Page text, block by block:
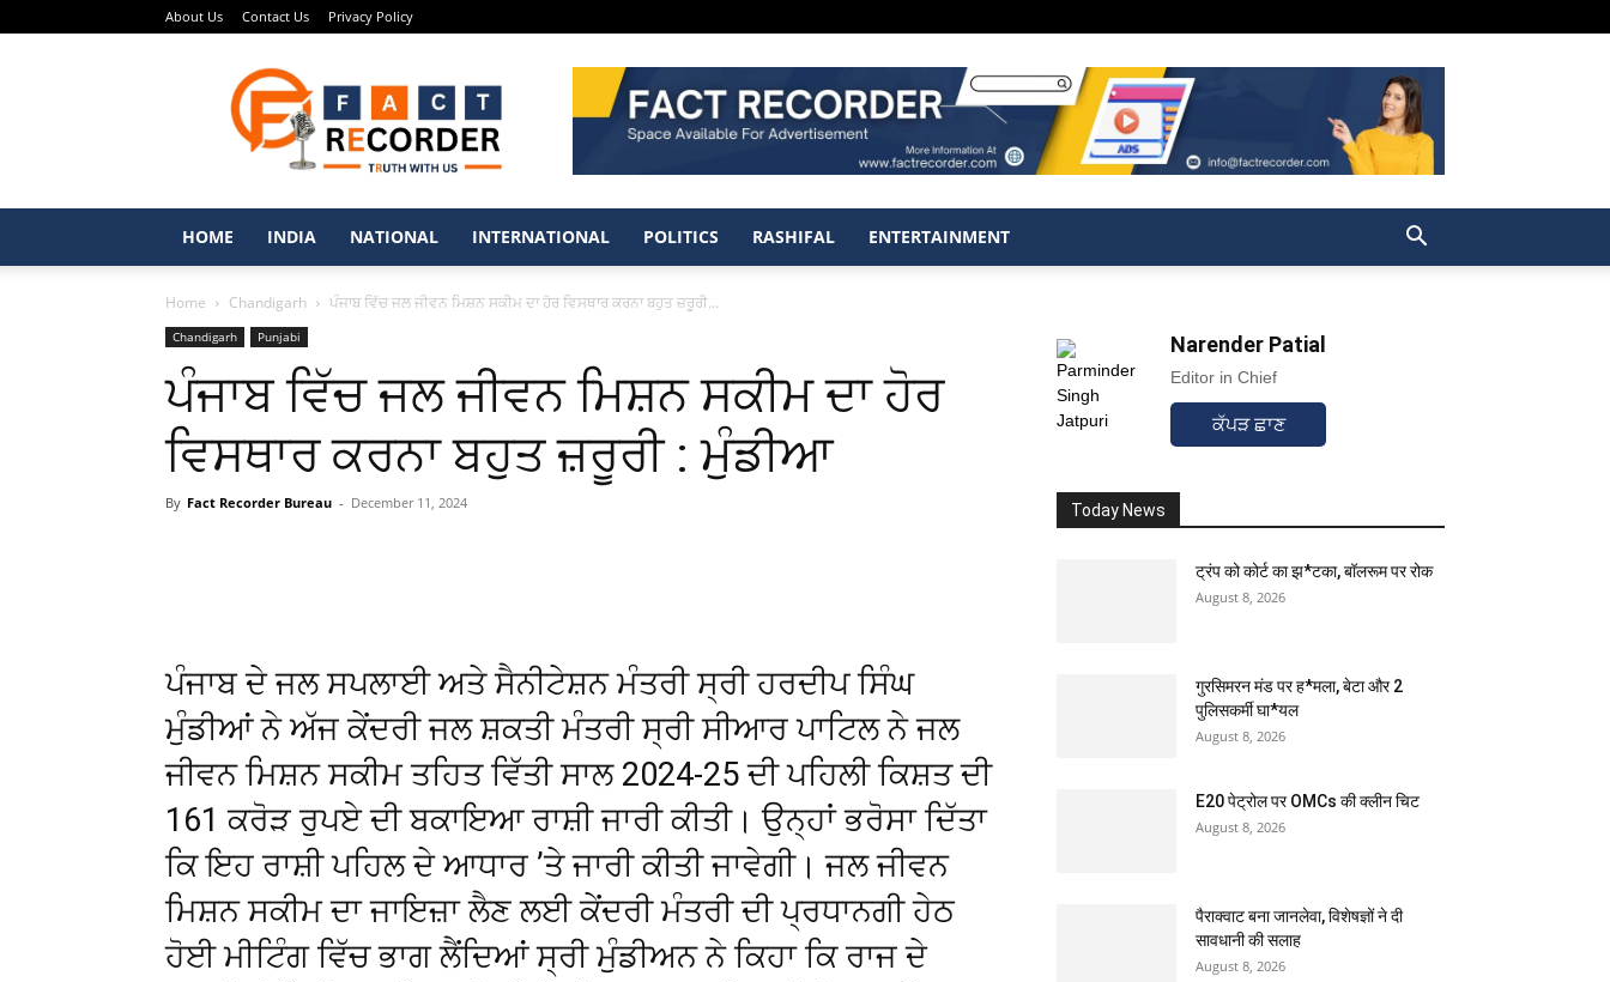
About Us Contact Us Privacy Policy
Recorder
–
Punjabi
News
Portal
HOME
INDIA NATIONAL INTERNATIONAL POLITICS RASHIFAL ENTERTAINMENT
Home Chandigarh ਪੰਜਾਬ ਵਿੱਚ ਜਲ ਜੀਵਨ ਮਿਸ਼ਨ ਸਕੀਮ ਦਾ ਹੋਰ ਵਿਸਥਾਰ ਕਰਨਾ ਬਹੁਤ ਜ਼ਰੂਰੀ...
Chandigarh Punjabi
ਪੰਜਾਬ ਵਿੱਚ ਜਲ ਜੀਵਨ ਮਿਸ਼ਨ ਸਕੀਮ ਦਾ ਹੋਰ
ਵਿਸਥਾਰ ਕਰਨਾ ਬਹੁਤ ਜ਼ਰੂਰੀ : ਮੁੰਡੀਆ
By Fact Recorder Bureau - December 11, 2024
ਪੰਜਾਬ ਦੇ ਜਲ ਸਪਲਾਈ ਅਤੇ ਸੈਨੀਟੇਸ਼ਨ ਮੰਤਰੀ ਸ੍ਰੀ ਹਰਦੀਪ ਸਿੰਘ
ਮੁੰਡੀਆਂ ਨੇ ਅੱਜ ਕੇਂਦਰੀ ਜਲ ਸ਼ਕਤੀ ਮੰਤਰੀ ਸ੍ਰੀ ਸੀਆਰ ਪਾਟਿਲ ਨੇ ਜਲ
ਜੀਵਨ ਮਿਸ਼ਨ ਸਕੀਮ ਤਹਿਤ ਵਿੱਤੀ ਸਾਲ 2024-25 ਦੀ ਪਹਿਲੀ ਕਿਸ਼ਤ ਦੀ
161 ਕਰੋੜ ਰੁਪਏ ਦੀ ਬਕਾਇਆ ਰਾਸ਼ੀ ਜਾਰੀ ਕੀਤੀ। ਉਨ੍ਹਾਂ ਭਰੋਸਾ ਦਿੱਤਾ
ਕਿ ਇਹ ਰਾਸ਼ੀ ਪਹਿਲ ਦੇ ਆਧਾਰ ’ਤੇ ਜਾਰੀ ਕੀਤੀ ਜਾਵੇਗੀ। ਜਲ ਜੀਵਨ
ਮਿਸ਼ਨ ਸਕੀਮ ਦਾ ਜਾਇਜ਼ਾ ਲੈਣ ਲਈ ਕੇਂਦਰੀ ਮੰਤਰੀ ਦੀ ਪ੍ਰਧਾਨਗੀ ਹੇਠ
ਹੋਈ ਮੀਟਿੰਗ ਵਿੱਚ ਭਾਗ ਲੈਂਦਿਆਂ ਸ੍ਰੀ ਮੁੰਡੀਅਨ ਨੇ ਕਿਹਾ ਕਿ ਰਾਜ ਦੇ
Narender Patial
Editor in Chief
ਕੱਪੜ ਛਾਣ
Today News
ट्रंप को कोर्ट का झ*टका, बॉलरूम पर रोक
August 8, 2026
गुरसिमरन मंड पर ह*मला, बेटा और 2
पुलिसकर्मी घा*यल
August 8, 2026
E20 पेट्रोल पर OMCs की क्लीन चिट
August 8, 2026
पैराक्वाट बना जानलेवा, विशेषज्ञों ने दी
सावधानी की सलाह
August 8, 2026